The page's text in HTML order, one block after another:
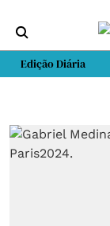
Edição Diária